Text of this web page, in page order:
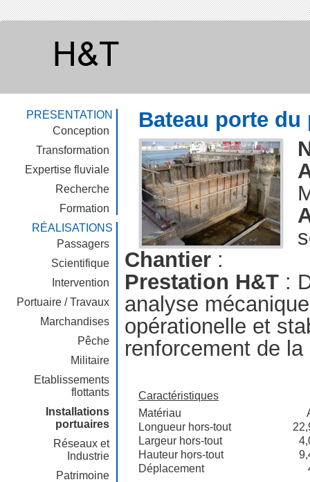
PRÉSENTATION
Conception
Transformation
Expertise fluviale
Recherche
Formation
RÉALISATIONS
Passagers
Scientifique
Intervention
Portuaire / Travaux
Marchandises
Pêche
Militaire
Etablissements
flottants
Installations
portuaires
Réseaux et
Industrie
Patrimoine
Bateau porte
Chantier :
Prestation H&T :
analyse
opérationelle et
renforcement de
Caractéristiques
Matériau
Longueur hors-tout
Largeur hors-tout
Hauteur hors-tout
Déplacement